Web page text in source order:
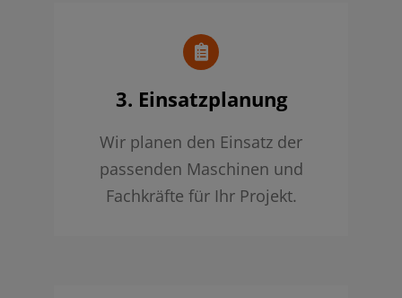
3. Einsatzplanung
Wir planen den Einsatz der
passenden Maschinen und
Fachkräfte für Ihr Projekt.